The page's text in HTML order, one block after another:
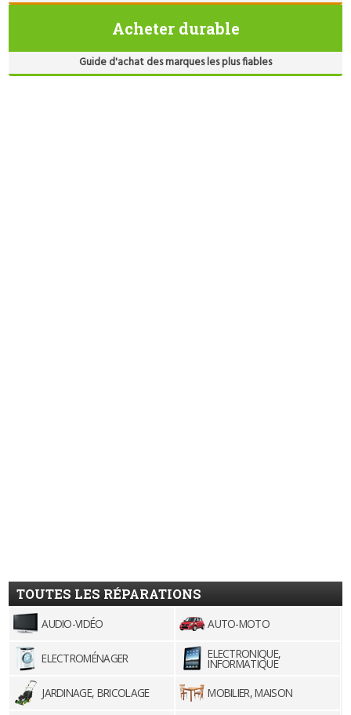
Acheter durable
Guide d'achat des marques les plus fiables
TOUTES LES RÉPARATIONS
AUDIO-VIDÉO AUTO-MOTO
ELECTROMÉNAGER ELECTRONIQUE,
INFORMATIQUE
JARDINAGE, BRICOLAGE
MOBILIER, MAISON